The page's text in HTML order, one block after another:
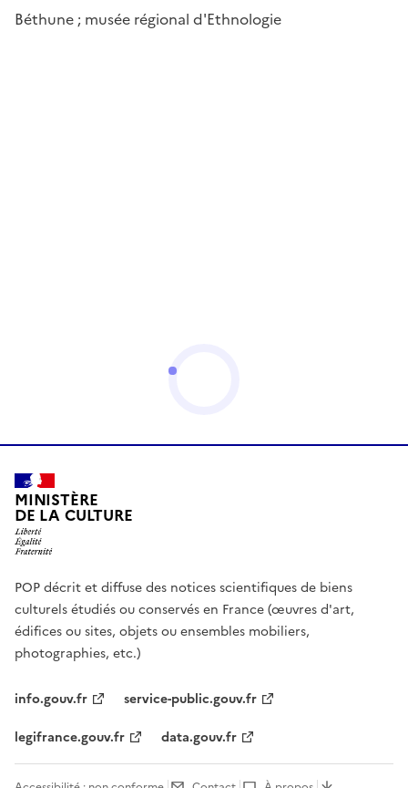
Béthune ; musée régional d'Ethnologie
MINISTÈRE
DE LA CULTURE
POP décrit et diffuse des notices scientifiques de biens
culturels étudiés ou conservés en France (œuvres d'art,
édifices ou sites, objets ou ensembles mobiliers,
photographies, etc.)
info.gouv.fr
service-public.gouv.fr
legifrance.gouv.fr
data.gouv.fr